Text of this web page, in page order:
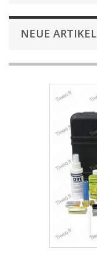
NEUE ARTIKEL